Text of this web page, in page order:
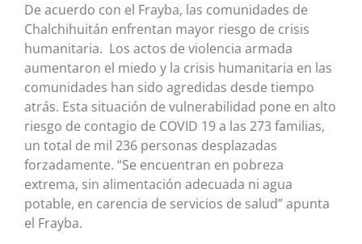
De acuerdo con el Frayba, las comunidades de
Chalchihuitán enfrentan mayor riesgo de crisis
humanitaria. Los actos de violencia armada
aumentaron el miedo y la crisis humanitaria en las
comunidades han sido agredidas desde tiempo
atrás. Esta situación de vulnerabilidad pone en alto
riesgo de contagio de COVID 19 a las 273 familias,
un total de mil 236 personas desplazadas
forzadamente. “Se encuentran en pobreza
extrema, sin alimentación adecuada ni agua
potable, en carencia de servicios de salud” apunta
el Frayba.